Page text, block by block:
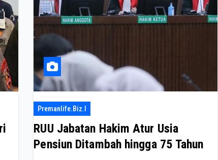
Premanlife.biz.i
RUU Jabatan Hakim Atur Usia
Pensiun Ditambah hingga 75 Tahun